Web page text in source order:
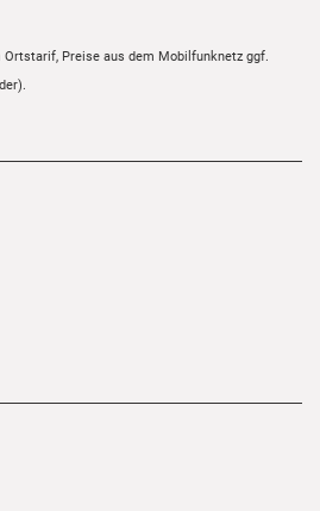
Preise aus dem Mobilfunknetz ggf.